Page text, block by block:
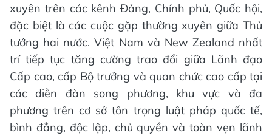
xuyên trên các kênh Đảng, Chính phủ, Quốc hội,
đặc biệt là các cuộc gặp thường xuyên giữa Thủ
tướng hai nước. Việt Nam và New Zealand nhất
trí tiếp tục tăng cường trao đổi giữa Lãnh đạo
Cấp cao, cấp Bộ trưởng và quan chức cao cấp tại
các diễn đàn song phương, khu vực và đa
phương trên cơ sở tôn trọng luật pháp quốc tế,
bình đẳng, độc lập, chủ quyền và toàn vẹn lãnh